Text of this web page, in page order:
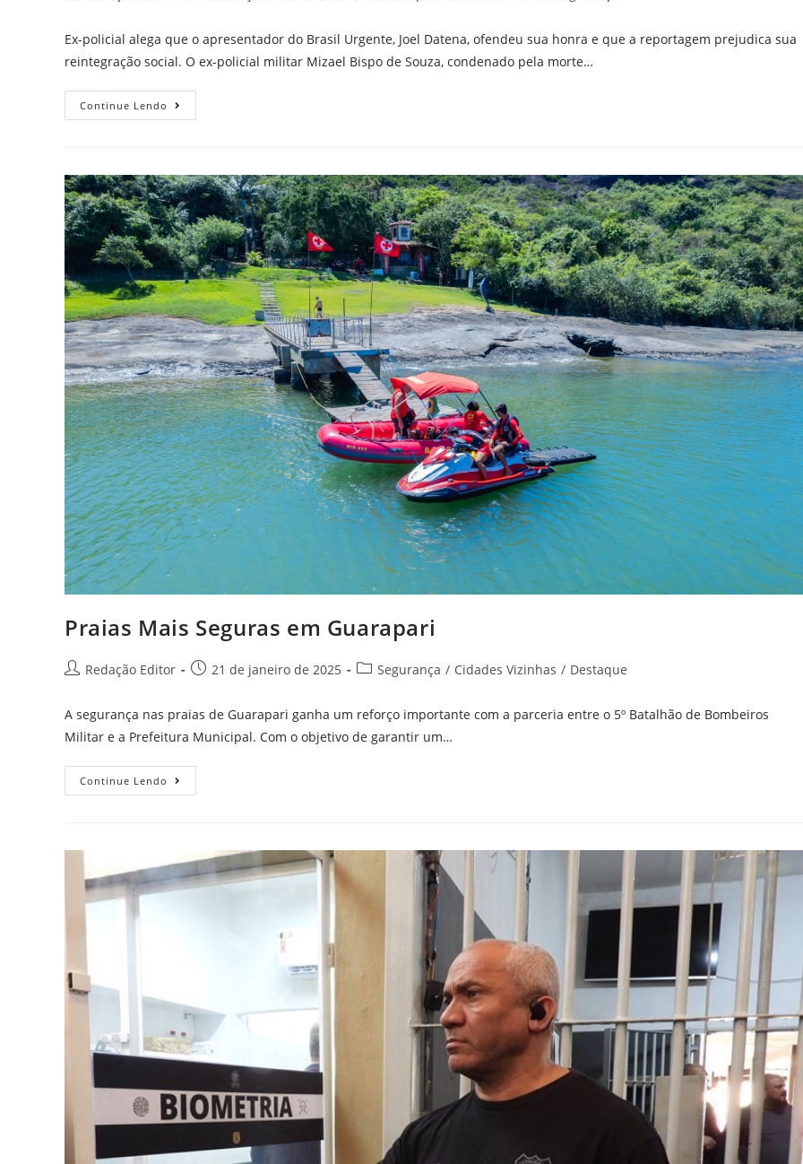
Ex-policial alega que o apresentador do Brasil Urgente, Joel Datena, ofendeu sua honra e que a reportagem prejudica sua
reintegração social. O ex-policial militar Mizael Bispo de Souza, condenado pela morte…
Continue Lendo
Praias Mais Seguras em Guarapari
Redação Editor 21 de janeiro de 2025 Segurança / Cidades Vizinhas / Destaque
A segurança nas praias de Guarapari ganha um reforço importante com a parceria entre o 5º Batalhão de Bombeiros
Militar e a Prefeitura Municipal. Com o objetivo de garantir um…
Continue Lendo